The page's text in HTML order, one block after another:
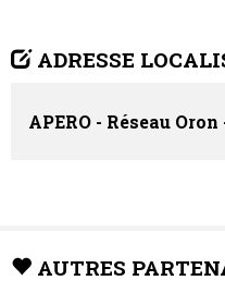
ADRESSE
APERO - Réseau
AUTRES